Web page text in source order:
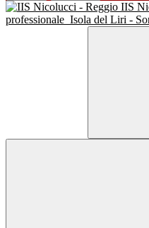
IIS
professionale Isola del Liri -